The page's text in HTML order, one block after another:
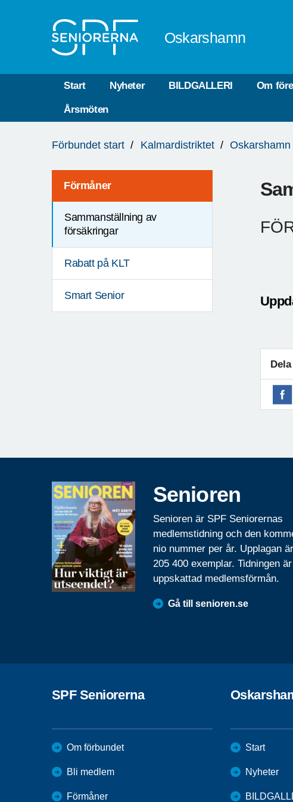
Oskarshamn
Start Nyheter BILDGALLERI Om
Årsmöten
är
Förbundet start Kalmardistriktet Oskarshamn
Förmåner
Sammanställning av
försäkringar
Rabatt på KLT
Smart Senior
Senioren
Senioren är SPF Seniorernas
medlemstidning och den
nio nummer per år. Upplagan
205 400 exemplar. Tidningen
uppskattad medlemsförmån.
Gå till senioren.se
SPF Seniorerna
Om förbundet
Bli medlem
Förmåner
Start
Nyheter